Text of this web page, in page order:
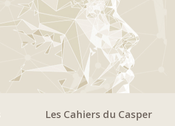
Les Cahiers du Casper